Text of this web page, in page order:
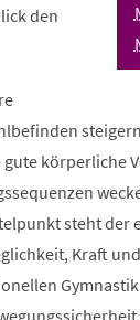
den
körperliche
steht der
Kraft